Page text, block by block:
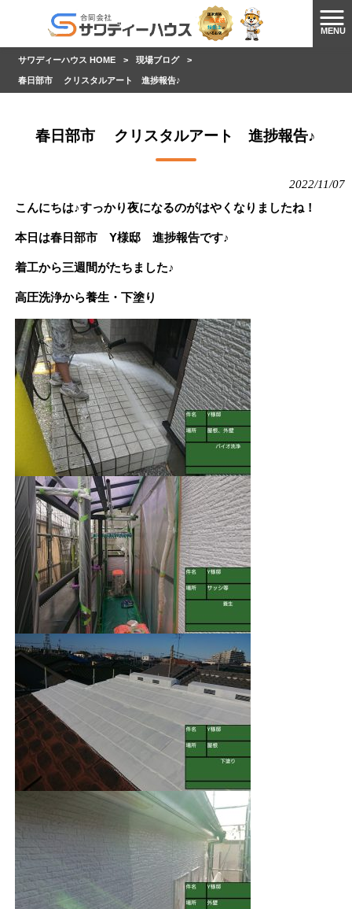
MENU
サワディーハウス HOME > 現場ブログ >
春日部市 クリスタルアート 進捗報告♪
春日部市 クリスタルアート 進捗報告♪
2022/11/07
こんにちは♪すっかり夜になるのがはやくなりましたね！
本日は春日部市 Y様邸 進捗報告です♪
着工から三週間がたちました♪
高圧洗浄から養生・下塗り